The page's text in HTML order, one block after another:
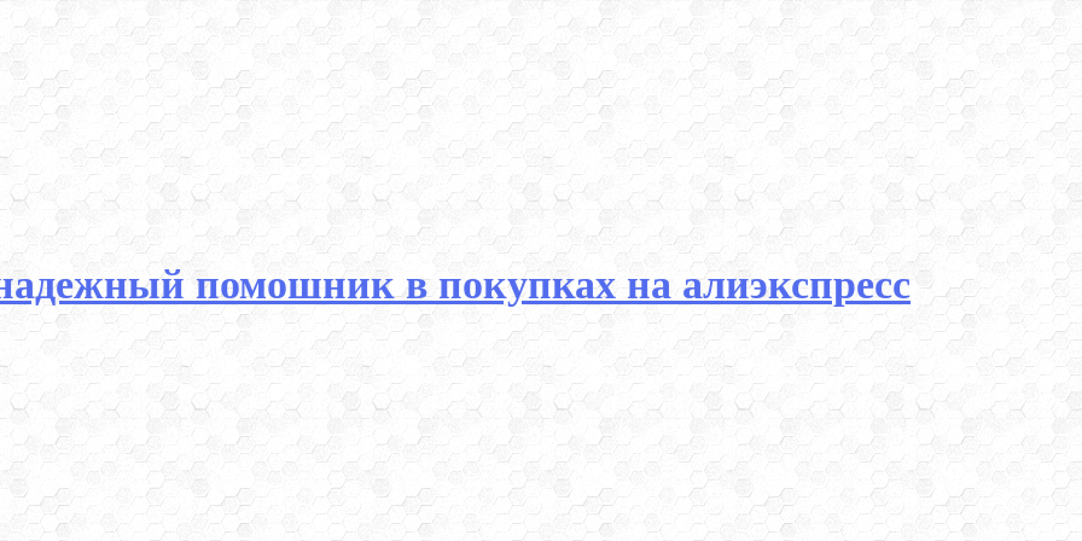
помошник в покупках на алиэкспресс